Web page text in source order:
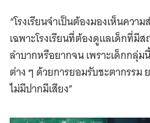
“โรงเรียนจำเป็นต้องมองเห็นคว
เฉพาะโรงเรียนที่ต้องดูแลเด็กที่มี
ลำบากหรือยากจน เพราะเด็กกลุ่
ต่าง ๆ ด้วยการยอมรับชะตากรรม
ไม่มีปากมีเสียง”